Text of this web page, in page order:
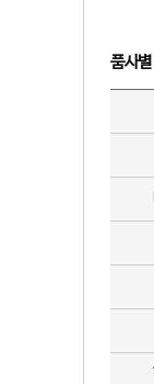
품사